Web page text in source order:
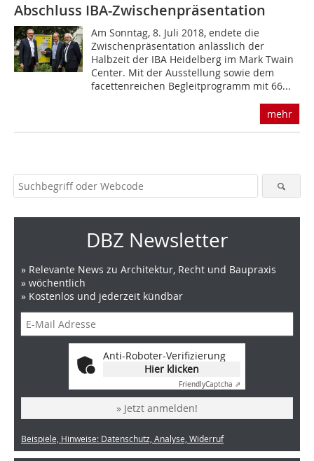
Abschluss IBA-Zwischenpräsentation
Am Sonntag, 8. Juli 2018, endete die
Zwischenpräsentation anlässlich der
Halbzeit der IBA Heidelberg im Mark Twain
Center. Mit der Ausstellung sowie dem
facettenreichen Begleitprogramm mit 66...
mehr
DBZ Newsletter
» Relevante News zu Architektur, Recht und Baupraxis
» wöchentlich
» Kostenlos und jederzeit kündbar
Anti-Roboter-Verifizierung
Hier klicken
FriendlyCaptcha ⇗
» Jetzt anmelden!
Beispiele, Hinweise: Datenschutz, Analyse, Widerruf